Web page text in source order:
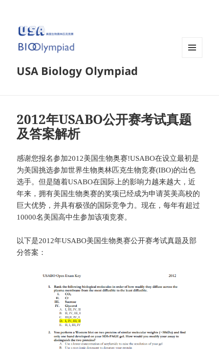
USA Biology Olympiad
2012年USABO公开赛考试真题
及答案解析
感谢您报名参加2012美国生物奥赛!USABO在设立最初是
为美国挑选参加世界生物奥林匹克生物竞赛(IBO)的出色
选手。但是随着USABO在国际上的影响力越来越大，近
年来，拥有美国生物奥赛的奖项已经成为申请英美高校的
巨大优势，并具有极强的国际竞争力。现在，每年有超过
10000名美国高中生参加该项竞赛。
以下是2012年USABO美国生物奥赛公开赛考试真题及部
分答案：